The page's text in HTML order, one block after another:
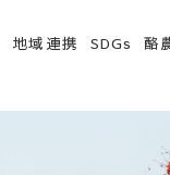
地域連携 SDGs 酪